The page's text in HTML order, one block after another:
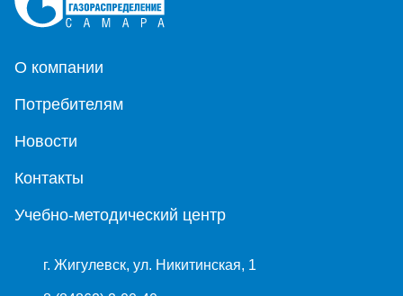
О компании
Потребителям
Новости
Контакты
Учебно-методический центр
г. Жигулевск, ул. Никитинская, 1